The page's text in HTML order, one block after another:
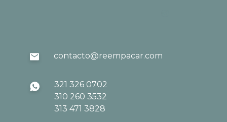
contacto@reempacar.com
321 326 0702
310 260 3532
313 471 3828